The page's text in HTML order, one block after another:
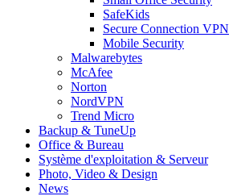
SafeKids
Secure Connection VPN
Mobile Security
Malwarebytes
McAfee
Norton
NordVPN
Trend Micro
Backup & TuneUp
Office & Bureau
Système d'exploitation & Serveur
Photo, Video & Design
News